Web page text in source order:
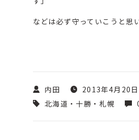
などは必ず守っていこうと思
内田
2013年4月20日
北海道・十勝・札幌